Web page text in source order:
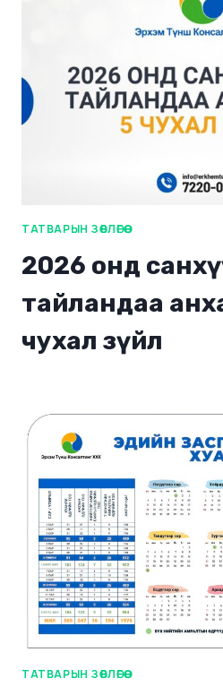
ТАТВАРЫН ЗӨВЛӨГӨӨ
2026 онд
тайландаа
чухал зүйл
ТАТВАРЫН ЗӨВЛӨГӨӨ